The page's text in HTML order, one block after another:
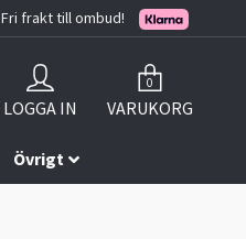
Fri frakt till ombud!
LOGGA IN
0
VARUKORG
Övrigt